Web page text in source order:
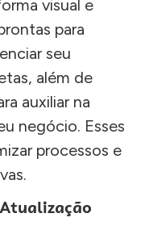
visual e
para
seu
além de
auxiliar na
negócio. Esses
processos e